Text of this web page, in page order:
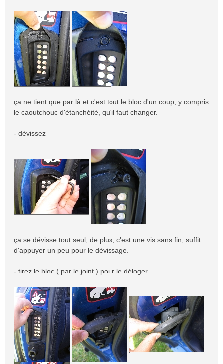
ça ne tient que par là et c'est tout le bloc d'un coup, y compris
le caoutchouc d'étanchéité, qu'il faut changer.
- dévissez
ça se dévisse tout seul, de plus, c'est une vis sans fin, suffit
d'appuyer un peu pour le dévissage.
- tirez le bloc ( par le joint ) pour le déloger